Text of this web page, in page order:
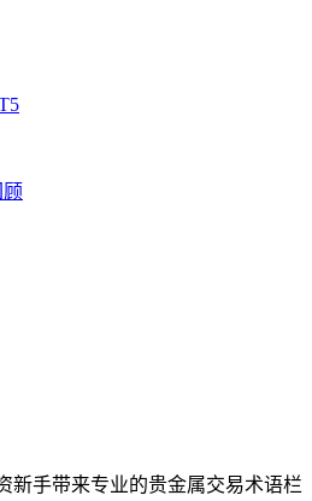
新手带来专业的贵金属交易术语栏